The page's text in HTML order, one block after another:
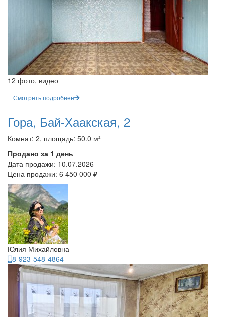
12 фото, видео
Смотреть подробнее
Гора, Бай-Хаакская, 2
Комнат: 2, площадь: 50.0 м²
Продано за 1 день
Дата продажи: 10.07.2026
Цена продажи: 6 450 000 ₽
Юлия Михайловна
8-923-548-4864